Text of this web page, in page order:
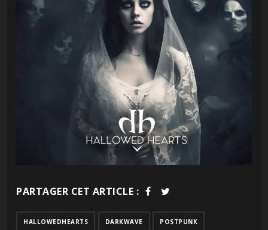
PARTAGER CET ARTICLE :
HALLOWEDHEARTS DARKWAVE POSTPUNK